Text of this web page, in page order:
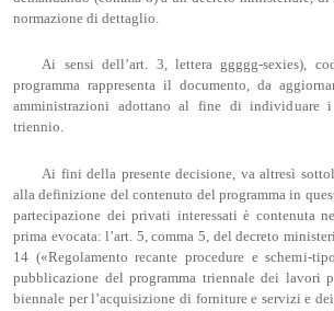
normazione di dettaglio.
Ai sensi dell’art. 3, lettera ggggg-sexies),
programma rappresenta il documento, da
amministrazioni adottano al fine di individuare
triennio.
Ai fini della presente decisione, va altresì
alla definizione del contenuto del programma in
partecipazione dei privati interessati è contenuta
prima evocata: l’art. 5, comma 5, del decreto
14 («Regolamento recante procedure e schemi-
pubblicazione del programma triennale dei lavori
biennale per l’acquisizione di forniture e servizi e